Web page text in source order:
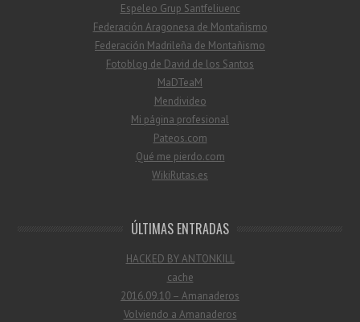
Espeleo Grup Santfeliuenc
Federación Aragonesa de Montañismo
Federación Madrileña de Montañismo
Fotoblog de David de los Santos
MaDTeaM
Mendivideo
Mi página profesional
Pateos.com
Qué me pierdo.com
WikiRutas.es
ÚLTIMAS ENTRADAS
HACKED BY ANTONKILL
cache
2016.09.10 – Amanaderos
Volviendo a Amanaderos